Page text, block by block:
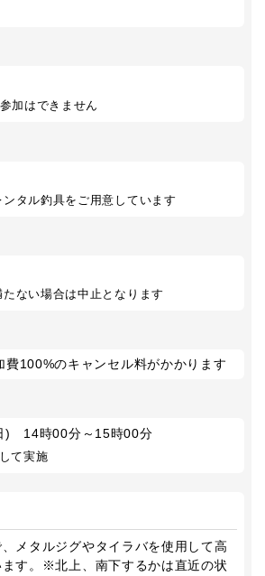
加はできません
タル釣具をご用意しています
ない場合は中止となります
費100%のキャンセル料がかかります
) 14時00分～15時00分
て実施
メタルジグやタイラバを使用して高
す。※北上、南下するかは直近の状